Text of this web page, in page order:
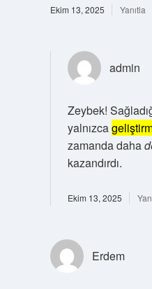
Ekim 13, 2025 Yanıtla
admin
Zeybek!
yalnızca
zamanda daha
kazandırdı.
Ekim 13, 2025
Erdem